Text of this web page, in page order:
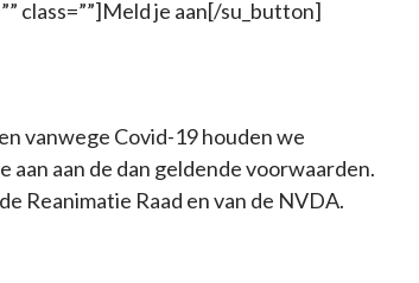
class=””]Meld je aan[/su_button]
vanwege Covid-19 houden we
aan aan de dan geldende voorwaarden.
Reanimatie Raad en van de NVDA.